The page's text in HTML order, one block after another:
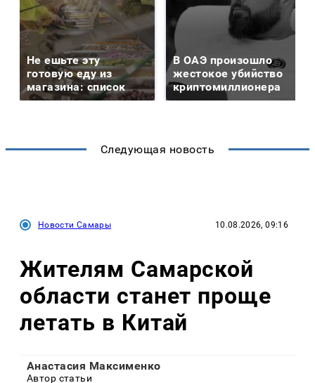
Не ешьте эту
готовую еду из
магазина: список
В ОАЭ произошло
жестокое убийство
криптомиллионера
Следующая новость
Новости Самары 10.08.2026, 09:16
Жителям Самарской
области станет проще
летать в Китай
Анастасия Максименко
Автор статьи